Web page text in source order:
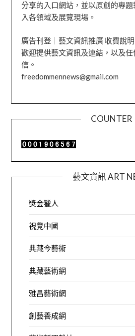
分享的入口網站，並以原創的專
入各領域及展覽現場。
廣告刊登｜藝文資訊推廣 收費說明
歡迎提供藝文資訊及連結，以及
信。
freedommennews@gmail.com
COUNTER
藝文資訊 ART
獎金獵人
視覺中國
典藏今藝術
典藏藝術網
雅昌藝術網
創藝養成網